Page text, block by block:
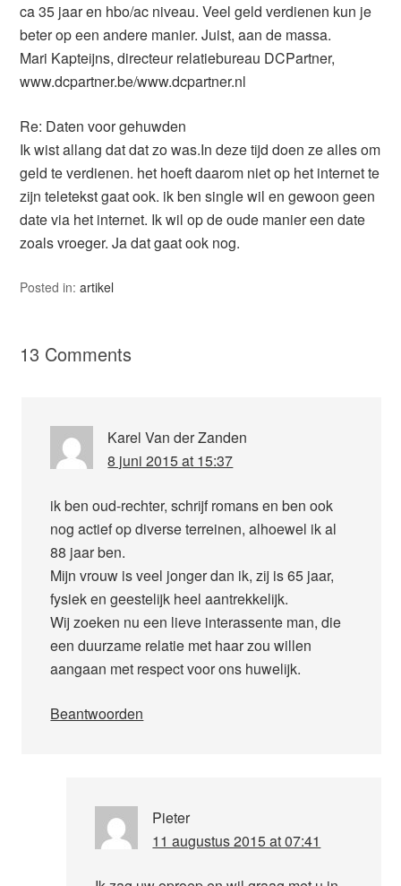
ca 35 jaar en hbo/ac niveau. Veel geld verdienen kun je
beter op een andere manier. Juist, aan de massa.
Mari Kapteijns, directeur relatiebureau DCPartner,
www.dcpartner.be/www.dcpartner.nl
Re: Daten voor gehuwden
Ik wist allang dat dat zo was.In deze tijd doen ze alles om
geld te verdienen. het hoeft daarom niet op het internet te
zijn teletekst gaat ook. ik ben single wil en gewoon geen
date via het internet. Ik wil op de oude manier een date
zoals vroeger. Ja dat gaat ook nog.
Posted in:artikel
13 Comments
Karel Van der Zanden
8 juni 2015 at 15:37
ik ben oud-rechter, schrijf romans en ben ook
nog actief op diverse terreinen, alhoewel ik al
88 jaar ben.
Mijn vrouw is veel jonger dan ik, zij is 65 jaar,
fysiek en geestelijk heel aantrekkelijk.
Wij zoeken nu een lieve interassente man, die
een duurzame relatie met haar zou willen
aangaan met respect voor ons huwelijk.
Beantwoorden
Pieter
11 augustus 2015 at 07:41